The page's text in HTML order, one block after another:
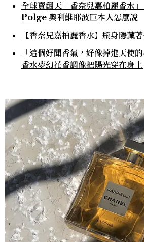
全球賣翻天「香奈兒嘉柏麗香水
Polge 奧利維耶波巨本人怎麼說
【香奈兒嘉柏麗香水】瓶身隱藏
「這個好聞香氣，好像掉進天使
香水夢幻花香調像把陽光穿在身上